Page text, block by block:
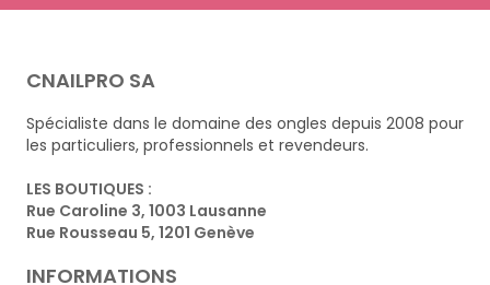
CNAILPRO SA
Spécialiste dans le domaine des ongles depuis 2008 pour
les particuliers, professionnels et revendeurs.
LES BOUTIQUES :
Rue Caroline 3, 1003 Lausanne
Rue Rousseau 5, 1201 Genève
INFORMATIONS